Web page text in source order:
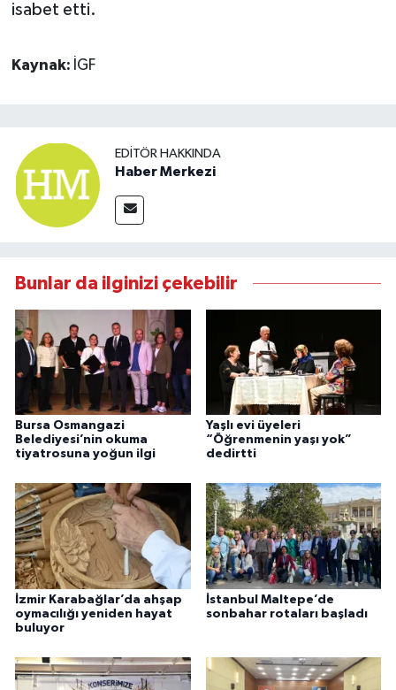
isabet etti.
Kaynak: İGF
EDITÖR HAKKINDA
Haber Merkezi
Bunlar da ilginizi çekebilir
Bursa Osmangazi
Belediyesi’nin okuma
tiyatrosuna yoğun ilgi
Yaşlı evi üyeleri
“Öğrenmenin yaşı yok”
dedirtti
İzmir Karabağlar’da ahşap
oymacılığı yeniden hayat
buluyor
İstanbul Maltepe’de
sonbahar rotaları başladı